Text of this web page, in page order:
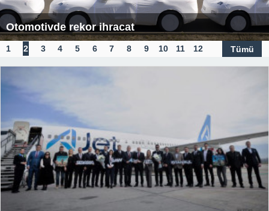
Otomotivde rekor ihracat
1 2 3 4 5 6 7 8 9 10 11
12
13
14 15
Tümü